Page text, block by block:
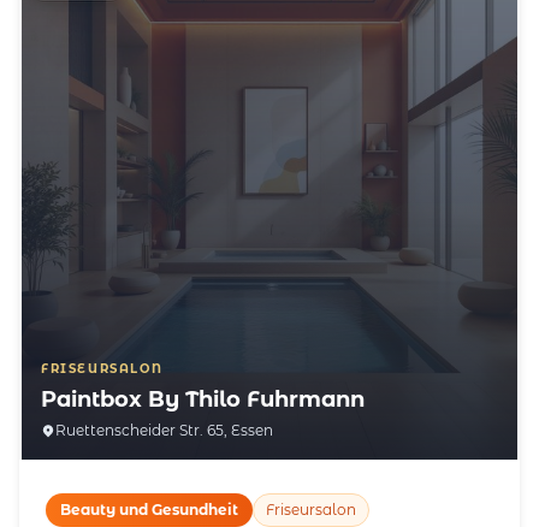
FRISEURSALON
Paintbox By Thilo Fuhrmann
Ruettenscheider Str. 65, Essen
Beauty und Gesundheit Friseursalon